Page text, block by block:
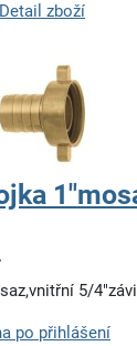
Detail zboží
5/
po přihlášení